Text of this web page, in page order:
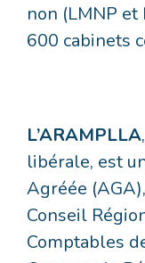
non (LMNP
600 cabinets
L’ARAMPLLA
libérale, est
Agréée
Conseil
Comptables